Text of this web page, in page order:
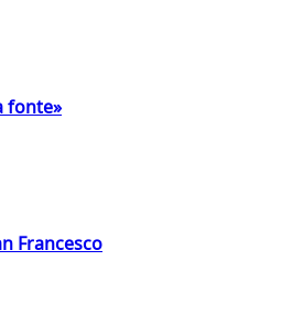
fonte»
Francesco